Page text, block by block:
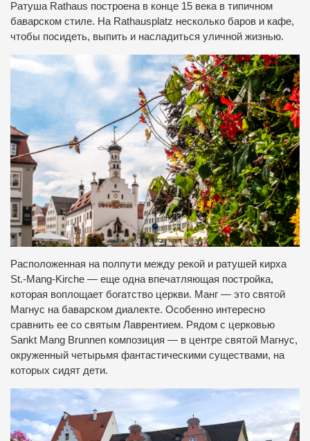
Ратуша Rathaus построена в конце 15 века в типичном
баварском стиле. На Rathausplatz несколько баров и кафе,
чтобы посидеть, выпить и насладиться уличной жизнью.
Расположенная на полпути между рекой и ратушей кирха
St.-Mang-Kirche — еще одна впечатляющая постройка,
которая воплощает богатство церкви. Манг — это святой
Магнус на баварском диалекте. Особенно интересно
сравнить ее со святым Лаврентием. Рядом с церковью
Sankt Mang Brunnen композиция — в центре святой Магнус,
окруженный четырьмя фантастическими существами, на
которых сидят дети.